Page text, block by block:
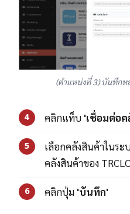
(ตำแหน่งที่ 3) บันทึกหลั
4 คลิกแท็บ 'เชื่อมต่อค
5
เลือกคลังสินค้าในระ
คลังสินค้าของ
6 คลิกปุ่ม 'บันทึก'